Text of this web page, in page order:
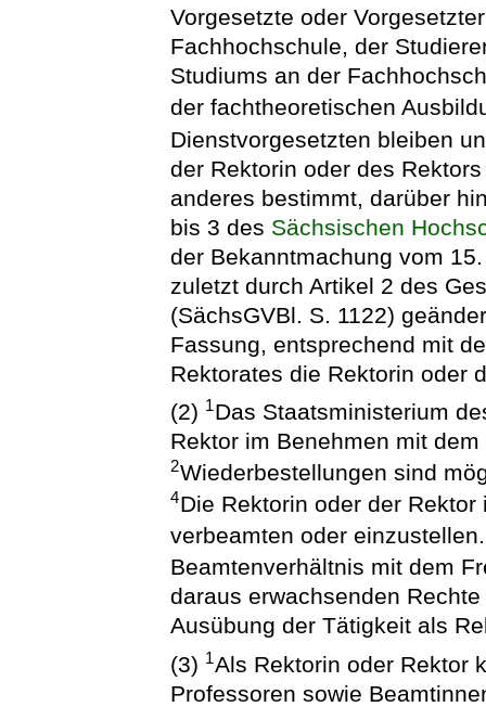
Vorgesetzte oder
Fachhochschule, der
Studiums an der
der fachtheoretischen
Dienstvorgesetzten bleiben
der Rektorin oder des
anderes bestimmt, darüber
bis 3 des Sächsischen
der Bekanntmachung vom
zuletzt durch Artikel 2 des
(SächsGVBl. S. 1122)
Fassung, entsprechend mit
Rektorates die Rektorin oder
(2) 1Das Staatsministerium
Rektor im Benehmen mit
2Wiederbestellungen sind
4Die Rektorin oder der
verbeamten oder
Beamtenverhältnis mit dem
daraus erwachsenden
Ausübung der Tätigkeit als
(3) 1Als Rektorin oder Rektor
Professoren sowie